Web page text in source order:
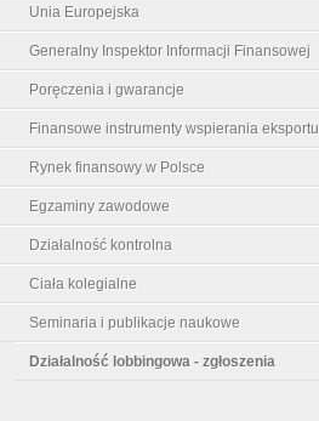
Unia Europejska
Generalny Inspektor Informacji Finansowej
Poręczenia i gwarancje
Finansowe instrumenty wspierania eksportu
Rynek finansowy w Polsce
Egzaminy zawodowe
Działalność kontrolna
Ciała kolegialne
Seminaria i publikacje naukowe
Działalność lobbingowa - zgłoszenia